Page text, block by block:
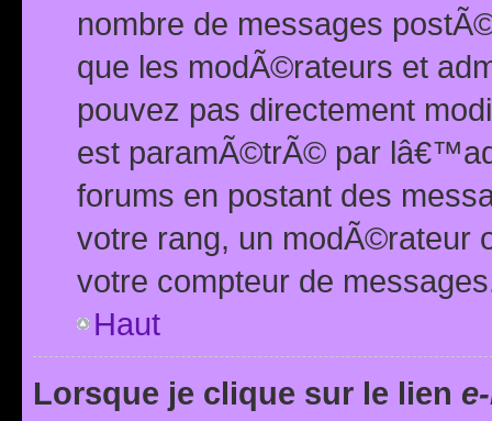
nombre de messages
que les modÃ©rateurs et
pouvez pas directement
est paramÃ©trÃ© par
forums en postant des
votre rang, un modÃ©rateur
votre compteur de
Haut
Lorsque je clique sur le lien